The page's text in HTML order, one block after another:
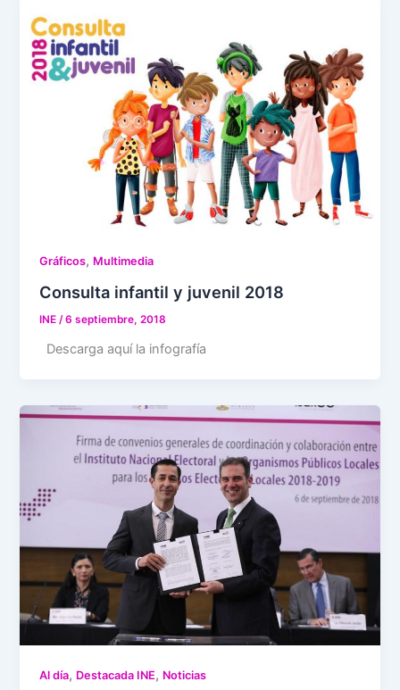
Gráficos, Multimedia
Consulta infantil y juvenil 2018
INE/6 septiembre, 2018
Descarga aquí la infografía
Al día, Destacada INE, Noticias